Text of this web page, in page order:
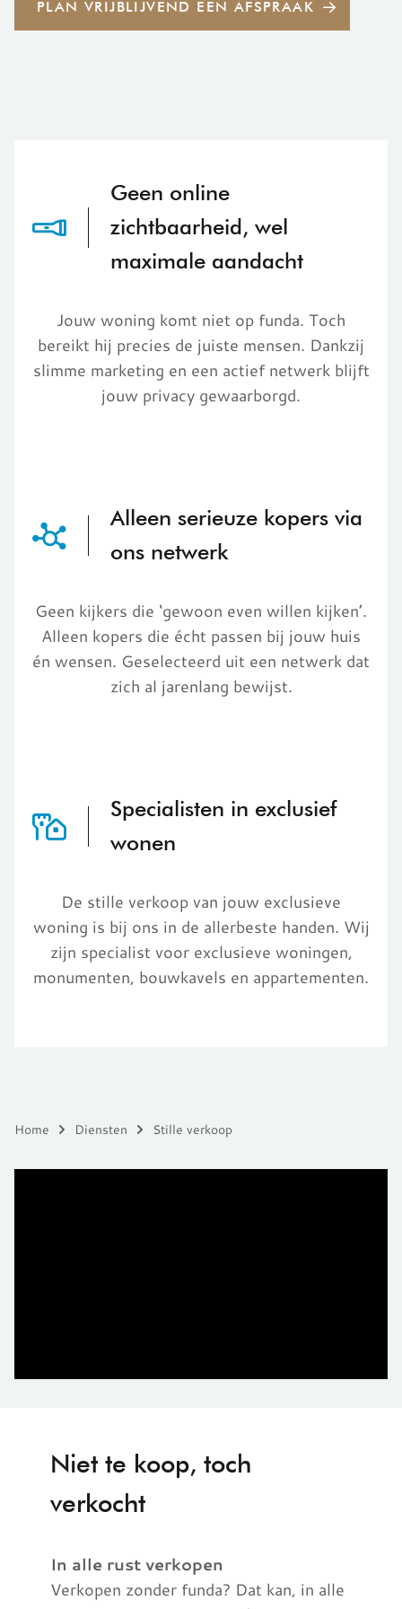
PLAN VRIJBLIJVEND EEN AFSPRAAK
Geen online
zichtbaarheid, wel
maximale aandacht
Jouw woning komt niet op funda. Toch
bereikt hij precies de juiste mensen. Dankzij
slimme marketing en een actief netwerk blijft
jouw privacy gewaarborgd.
Alleen serieuze kopers via
ons netwerk
Geen kijkers die ‘gewoon even willen kijken’.
Alleen kopers die écht passen bij jouw huis
én wensen. Geselecteerd uit een netwerk dat
zich al jarenlang bewijst.
Specialisten in exclusief
wonen
De stille verkoop van jouw exclusieve
woning is bij ons in de allerbeste handen. Wij
zijn specialist voor exclusieve woningen,
monumenten, bouwkavels en appartementen.
Home Diensten Stille verkoop
Niet te koop, toch
verkocht
In alle rust verkopen
Verkopen zonder funda? Dat kan, in alle